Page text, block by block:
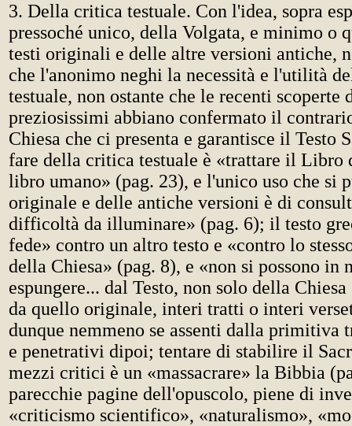
3. Della critica testuale. Con l'idea, sopra
pressoché unico, della Volgata, e minimo o
testi originali e delle altre versioni antiche,
che l'anonimo neghi la necessità e l'utilità
testuale, non ostante che le recenti scoperte
preziosissimi abbiano confermato il
Chiesa che ci presenta e garantisce il Testo
fare della critica testuale è «trattare il Libro
libro umano» (pag. 23), e l'unico uso che si
originale e delle antiche versioni è di
difficoltà da illuminare» (pag. 6); il testo
fede» contro un altro testo e «contro lo
della Chiesa» (pag. 8), e «non si possono in
espungere... dal Testo, non solo della
da quello originale, interi tratti o interi
dunque nemmeno se assenti dalla primitiva
e penetrativi dipoi; tentare di stabilire il
mezzi critici è un «massacrare» la Bibbia
parecchie pagine dell'opuscolo, piene di
«criticismo scientifico», «naturalismo»,